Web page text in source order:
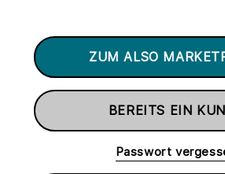
ZUM ALSO
BEREITS EIN
Passwort